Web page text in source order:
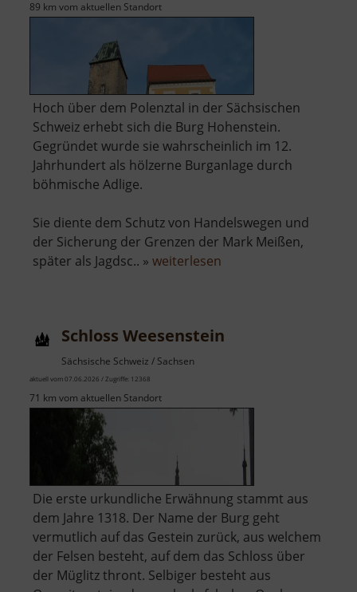
89 km vom aktuellen Standort
Hoch über dem Polenztal in der Sächsischen
Schweiz erhebt sich die Burg Hohenstein.
Gegründet wurde sie wahrscheinlich im 12.
Jahrhundert als hölzerne Burganlage durch
böhmische Adlige.
Sie diente dem Schutz von Handelswegen und
der Sicherung der Grenzen der Mark Meißen,
später als Jagdsc.. » weiterlesen
Hohnstein
Schloss Weesenstein
Sächsische Schweiz / Sachsen
aktuell vom 07.06.2026 / Zugriffe: 12368
71 km vom aktuellen Standort
Die erste urkundliche Erwähnung stammt aus
dem Jahre 1318. Der Name der Burg geht
vermutlich auf das Gestein zurück, aus welchem
der Felsen besteht, auf dem das Schloss über
der Müglitz thront. Selbiger besteht aus